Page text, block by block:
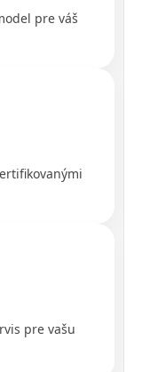
pre váš
pre vašu